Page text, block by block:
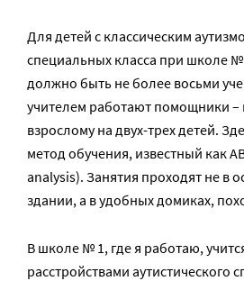
Для детей с классическим
специальных класса при школе
должно быть не более восьми
учителем работают помощники –
взрослому на двух-трех детей.
метод обучения, известный как
analysis). Занятия проходят не в
здании, а в удобных домиках,
В школе № 1, где я работаю,
расстройствами аутистического